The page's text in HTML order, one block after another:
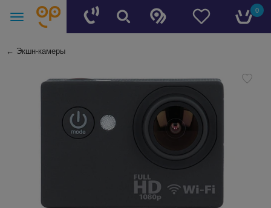
0
← Экшн-камеры